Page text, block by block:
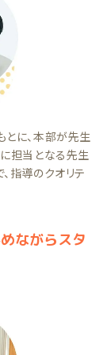
に、本部が先生
担当となる先生
指導のクオリテ
ながらスタ